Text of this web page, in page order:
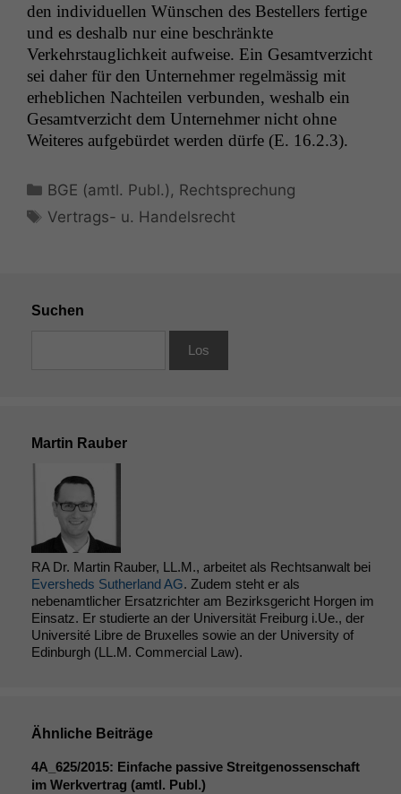
den indi­vidu­ellen Wün­schen des Bestellers fer­tige
und es deshalb nur eine beschränk­te
Verkehrstauglichkeit aufweise. Ein Gesamtverzicht
sei daher für den Unternehmer regelmäs­sig mit
erhe­blichen Nachteilen ver­bun­den, weshalb ein
Gesamtverzicht dem Unternehmer nicht ohne
Weit­eres aufge­bürdet wer­den dürfe (E. 16.2.3).
Kategorien
BGE (amtl. Publ.) , Rechtsprechung
Schlagwörter
Vertrags- u. Handelsrecht
Suchen
Martin Rauber
RA Dr. Martin Rauber, LL.M., arbeitet als Rechtsanwalt bei
Eversheds Sutherland AG. Zudem steht er als
nebenamtlicher Ersatzrichter am Bezirksgericht Horgen im
Einsatz. Er studierte an der Universität Freiburg i.Ue., der
Université Libre de Bruxelles sowie an der University of
Edinburgh (LL.M. Commercial Law).
Ähnliche Beiträge
4A_625/2015: Einfache passive Streitgenossenschaft
im Werkvertrag (amtl. Publ.)